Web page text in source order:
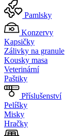
Pamlsky
Konzervy
Kapsičky
Zálivky na granule
Kousky masa
Veterinární
Paštiky
Příslušenství
Pelíšky
Misky
Hračky